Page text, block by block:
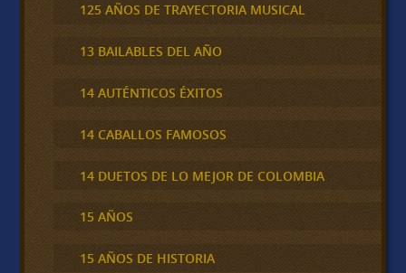
125 AÑOS DE TRAYECTORIA MUSICAL
13 BAILABLES DEL AÑO
14 AUTÉNTICOS ÉXITOS
14 CABALLOS FAMOSOS
14 DUETOS DE LO MEJOR DE COLOMBIA
15 AÑOS
15 AÑOS DE HISTORIA